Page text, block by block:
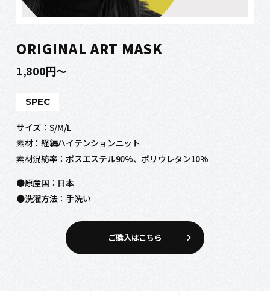
ORIGINAL ART MASK
1,800円～
SPEC
サイズ：S/M/L
素材：経編ハイテンションニット
素材混紡率：ポスエステル90%、ポリウレタン10%
●原産国：日本
●洗濯方法：手洗い
ご購入はこちら